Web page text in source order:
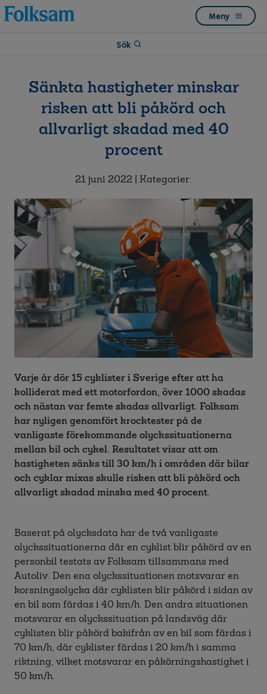
Till
navigation
Till
innehåll
Meny
Sök
Sänkta hastigheter minskar
risken att bli påkörd och
allvarligt skadad med 40
procent
21 juni 2022 | Kategorier:
Varje år dör 15 cyklister i Sverige efter att ha
kolliderat med ett motorfordon, över 1000 skadas
och nästan var femte skadas allvarligt. Folksam
har nyligen genomfört krocktester på de
vanligaste förekommande olyckssituationerna
mellan bil och cykel. Resultatet visar att om
hastigheten sänks till 30 km/h i områden där bilar
och cyklar mixas skulle risken att bli påkörd och
allvarligt skadad minska med 40 procent.
Baserat på olycksdata har de två vanligaste
olyckssituationerna där en cyklist blir påkörd av en
personbil testats av Folksam tillsammans med
Autoliv. Den ena olyckssituationen motsvarar en
korsningsolycka där cyklisten blir påkörd i sidan av
en bil som färdas i 40 km/h. Den andra situationen
motsvarar en olyckssituation på landsväg där
cyklisten blir påkörd bakifrån av en bil som färdas i
70 km/h, där cyklister färdas i 20 km/h i samma
riktning, vilket motsvarar en påkörningshastighet i
50 km/h.